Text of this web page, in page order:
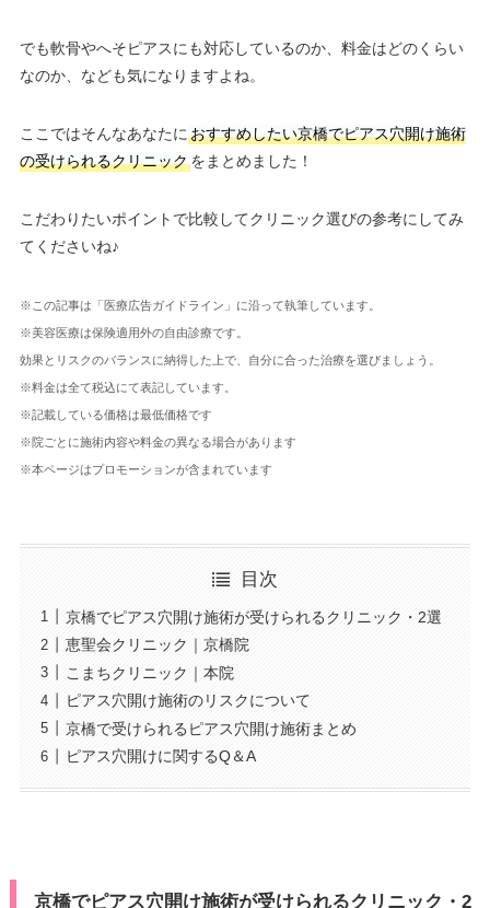
でも軟骨やへそピアスにも対応しているのか、料金はどのくらい
なのか、なども気になりますよね。
ここではそんなあなたに おすすめしたい京橋でピアス穴開け施術
の受けられるクリニックをまとめました！
こだわりたいポイントで比較してクリニック選びの参考にしてみ
てくださいね♪
※この記事は「医療広告ガイドライン」に沿って執筆しています。
※美容医療は保険適用外の自由診療です。
効果とリスクのバランスに納得した上で、自分に合った治療を選びましょう。
※料金は全て税込にて表記しています。
※記載している価格は最低価格です
※院ごとに施術内容や料金の異なる場合があります
※本ページはプロモーションが含まれています
目次
京橋でピアス穴開け施術が受けられるクリニック・2選
恵聖会クリニック｜京橋院
こまちクリニック｜本院
ピアス穴開け施術のリスクについて
京橋で受けられるピアス穴開け施術まとめ
ピアス穴開けに関するQ＆A
京橋でピアス穴開け施術が受けられるクリニック・2